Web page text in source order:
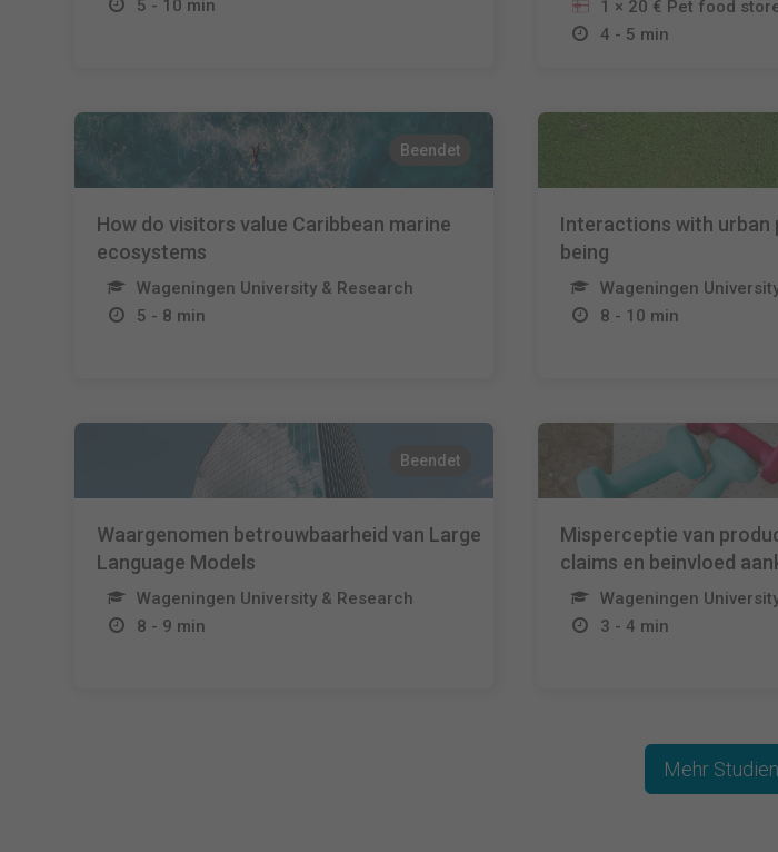
5 - 10 min
1 × 20 € Pet food
4 - 5 min
Beendet
How do visitors value Caribbean marine
ecosystems
Wageningen University & Research
5 - 8 min
Interactions with urban
being
Wageningen
8 - 10 min
Beendet
Waargenomen betrouwbaarheid van Large
Language Models
Wageningen University & Research
8 - 9 min
Misperceptie van
claims en beinvloed
Wageningen
3 - 4 min
Mehr